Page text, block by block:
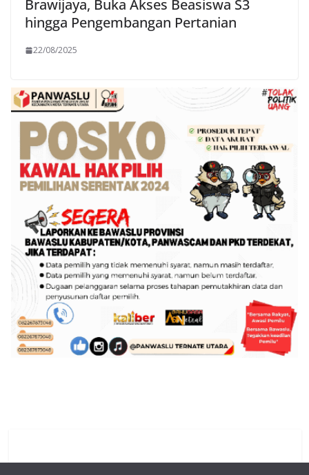
Brawijaya, Buka Akses Beasiswa S3
hingga Pengembangan Pertanian
22/08/2025